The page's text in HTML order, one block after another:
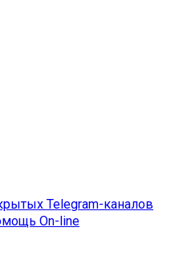
Telegram-каналов
On-line